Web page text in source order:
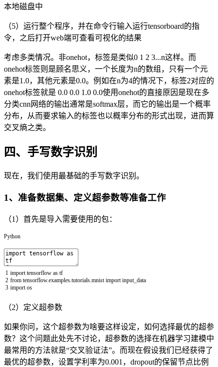
本地磁盘中
（5）运行整个程序，并在命令行输入运行tensorboard的指
令，之后打开web端可查看可视化的结果
考虑多类情况。非onehot，标签是类似0 1 2 3...n这样。而
onehot标签则是顾名思义，一个长度为n的数组，只有一个元
素是1.0，其他元素是0.0。例如在n为4的情况下，标签2对应的
onehot标签就是 0.0 0.0 1.0 0.0使用onehot的直接原因是现在多
分类cnn网络的输出通常是softmax层，而它的输出是一个概率
分布，从而要求输入的标签也以概率分布的形式出现，进而算
交叉熵之类。
四、手写数字识别
现在，我们使用最基础的手写数字识别。
1、准备数据集、定义超参数等准备工作
（1）首先是导入需要使用的包：
Python
1
2
3
import tensorflow as tf
from tensorflow.examples.tutorials.mnistimport input_data
import os
（2）定义超参数
如果你问，这个超参数为啥要这样设定，如何选择最优的超参
数？这个问题此处先不讨论，超参数的选择在机器学习建模中
最常用的方法就是“交叉验证法”。而现在假设我们已经获得了
最优的超参数，设置学利率为0.001，dropout的保留节点比例